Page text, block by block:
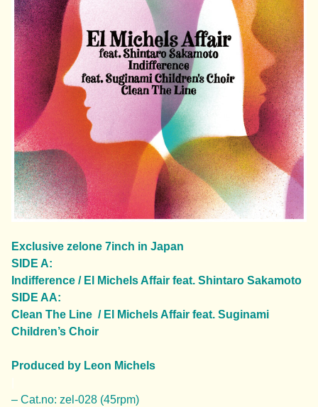
Exclusive zelone 7inch in Japan
SIDE A:
Indifference / El Michels Affair feat. Shintaro Sakamoto
SIDE AA:
Clean The Line / El Michels Affair feat. Suginami
Children’s Choir
Produced by Leon Michels
– Cat.no: zel-028 (45rpm)